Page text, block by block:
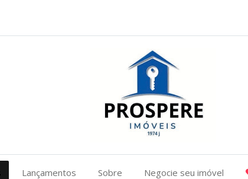
Lançamentos Sobre Negocie seu imóvel